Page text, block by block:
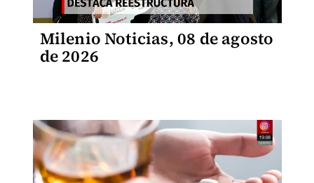
Milenio Noticias, 08 de agosto
de 2026